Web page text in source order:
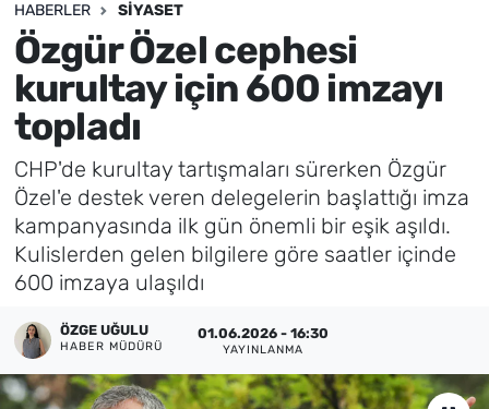
HABERLER SIYASET
Özgür Özel cephesi
kurultay için 600 imzayı
topladı
CHP'de kurultay tartışmaları sürerken Özgür
Özel'e destek veren delegelerin başlattığı imza
kampanyasında ilk gün önemli bir eşik aşıldı.
Kulislerden gelen bilgilere göre saatler içinde
600 imzaya ulaşıldı
ÖZGE UĞULU
HABER MÜDÜRÜ
01.06.2026 - 16:30
YAYINLANMA
Asayiş / Polis-Adliye
Spor
Magazin
Foto Galeri
Künye
İletişim